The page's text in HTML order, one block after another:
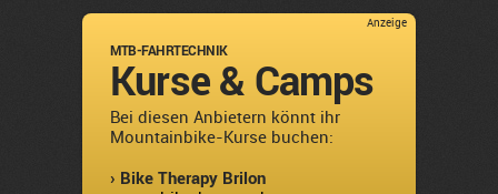
Anzeige
MTB-FAHRTECHNIK
Kurse & Camps
Bei diesen Anbietern könnt ihr
Mountainbike-Kurse buchen:
› Bike Therapy Brilon